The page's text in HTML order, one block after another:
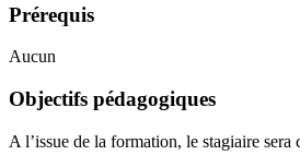
Prérequis
Aucun
Objectifs pédagogiques
A l’issue de la formation, le stagiaire sera